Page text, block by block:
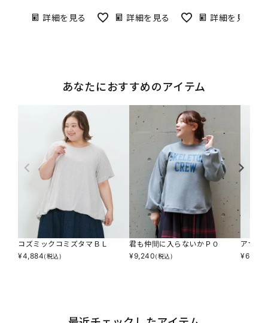
詳細を見る 詳細を見る 詳細を見る
あなたにおすすめのアイテム
コズミックコミズタマＢＬ
¥4,884(税込)
君も仲間に入らないかＰＯ
¥9,240(税込)
アサシ
¥6,237